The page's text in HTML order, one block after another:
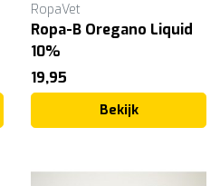
RopaVet
Ropa-B Oregano Liquid
10%
19,95
Bekijk